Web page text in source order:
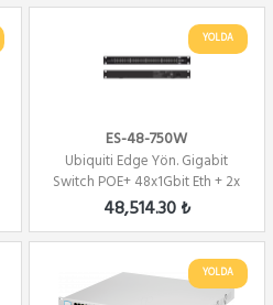
YOLDA
ES-48-750W
Ubiquiti Edge Yön. Gigabit
Switch POE+ 48x1Gbit Eth + 2x
SFP + 2x ...
48,514.30 ₺
YOLDA